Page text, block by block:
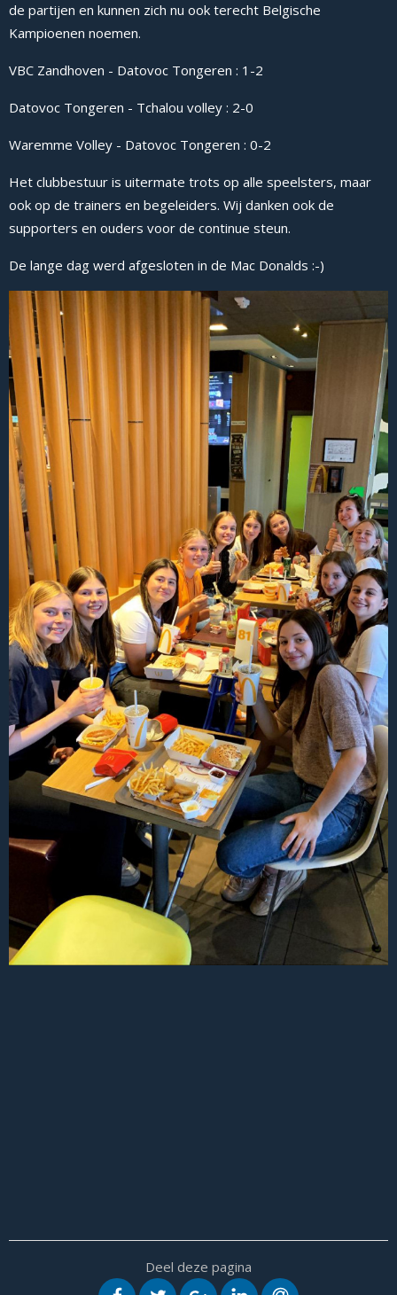
de partijen en kunnen zich nu ook terecht Belgische
Kampioenen noemen.
VBC Zandhoven - Datovoc Tongeren : 1-2
Datovoc Tongeren - Tchalou volley : 2-0
Waremme Volley - Datovoc Tongeren : 0-2
Het clubbestuur is uitermate trots op alle speelsters, maar
ook op de trainers en begeleiders. Wij danken ook de
supporters en ouders voor de continue steun.
De lange dag werd afgesloten in de Mac Donalds :-)
Deel deze pagina